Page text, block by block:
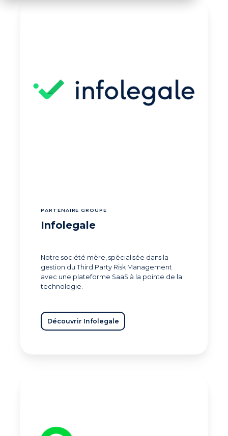
PARTENAIRE GROUPE
Infolegale
Notre société mère, spécialisée dans la
gestion du Third Party Risk Management
avec une plateforme SaaS à la pointe de la
technologie.
Découvrir Infolegale